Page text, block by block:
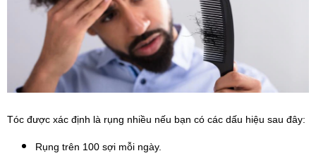
Tóc được xác định là rụng nhiều nếu bạn có các dấu hiệu sau đây:
Rụng trên 100 sợi mỗi ngày.